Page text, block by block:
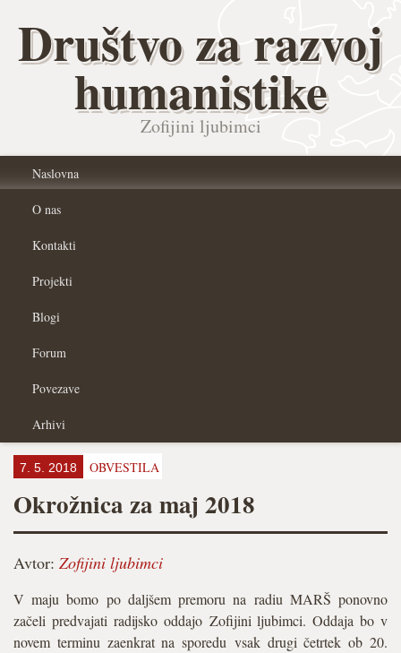
Društvo za razvoj
humanistike
Zofijini ljubimci
Naslovna
O nas
Kontakti
Projekti
Blogi
Forum
Povezave
Arhivi
7. 5. 2018 OBVESTILA
Okrožnica za maj 2018
Avtor: Zofijini ljubimci
V maju bomo po daljšem premoru na radiu MARŠ ponovno
začeli predvajati radijsko oddajo Zofijini ljubimci. Oddaja bo v
novem terminu zaenkrat na sporedu vsak drugi četrtek ob 20.